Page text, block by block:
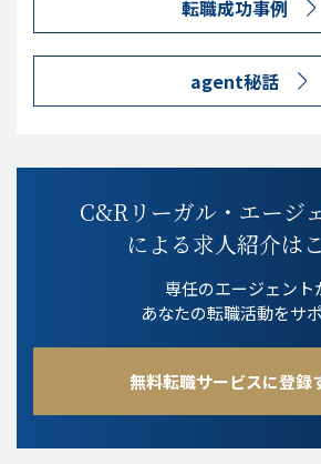
転職成功事例
agent秘話
C&Rリーガル・エージ
による求人紹介は
専任のエージェント
あなたの転職活動をサ
無料転職サービスに登録